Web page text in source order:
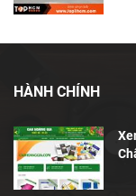
HÀNH CHÍNH